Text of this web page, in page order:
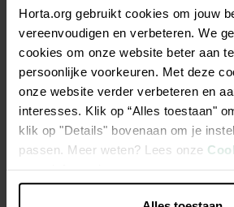
Horta.org gebruikt cookies om jouw
vereenvoudigen en verbeteren. We
cookies om onze website beter aan
persoonlijke voorkeuren. Met deze
onze website verder verbeteren en
interesses. Klik op “Alles toestaan"
klik op "Details" bovenaan om je
passen. Meer weten? Lees onze
meer informatie.
ingewaaide bladeren, afgestorven
zelfreinigend vermogen van de vijver
troebel kan worden en schadelijke
zich kunnen opstapelen. Het
wordt verstoord waardoor de
opstapelen. Dit kan levensbedreigend
vissen in de vijver. Aqua Power
van de vijver waardoor bacteriën
hersteld wordt. Aqua Power laat geen